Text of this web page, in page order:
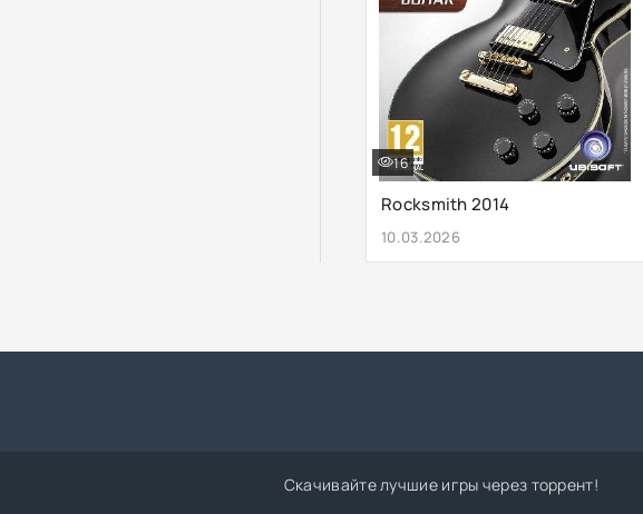
Rocksmith 2014
10.03.2026
16
Скачивайте лучшие игры через торрент!